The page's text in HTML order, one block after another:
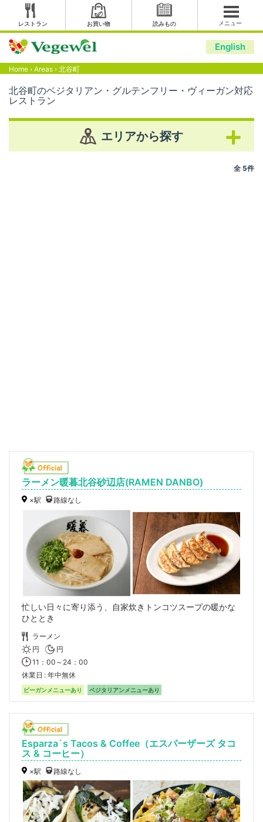
レストラン お買い物 読みもの メニュー
English
Home › Areas › 北谷町
北谷町のベジタリアン・グルテンフリー・ヴィーガン対応
レストラン
エリアから探す
全 5件
ラーメン暖暮北谷砂辺店(RAMEN DANBO)
×駅 路線なし
忙しい日々に寄り添う、自家炊きトンコツスープの暖かな
ひととき
ラーメン
円
円
11：00～24：00
休業日
年中無休
ビーガンメニューあり ベジタリアンメニューあり
Esparza`s Tacos & Coffee（エスパーザーズ タコ
ス & コーヒー）
×駅 路線なし